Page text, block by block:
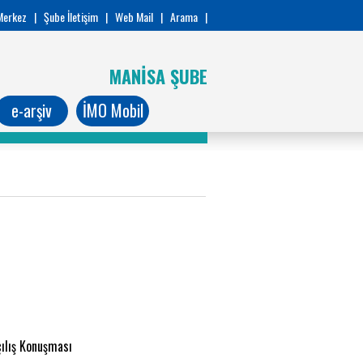
| Şube İletişim | Web Mail | Arama |
MANİSA ŞUBE
e-arşiv İMO Mobil
Konuşması